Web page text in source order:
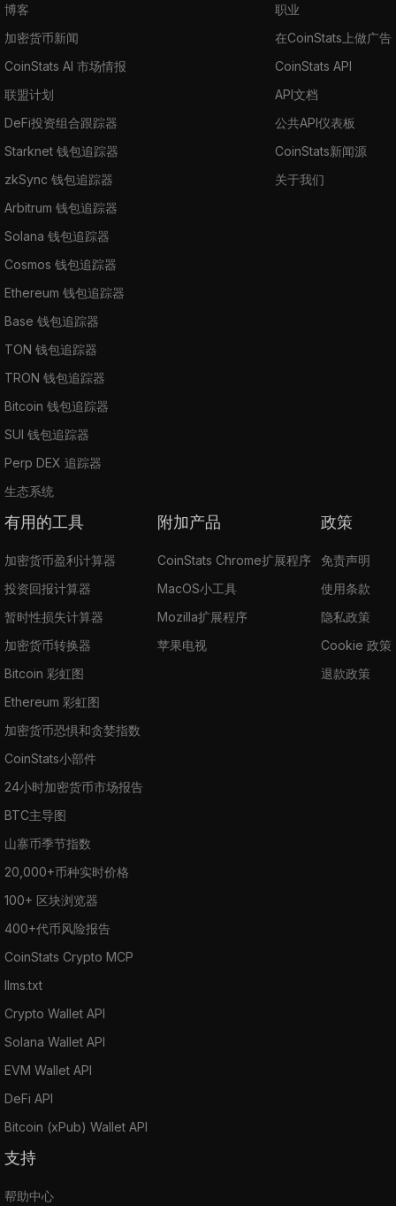
博客
加密货币新闻
CoinStats AI 市场情报
联盟计划
DeFi投资组合跟踪器
Starknet 钱包追踪器
zkSync 钱包追踪器
Arbitrum 钱包追踪器
Solana 钱包追踪器
Cosmos 钱包追踪器
Ethereum 钱包追踪器
Base 钱包追踪器
TON 钱包追踪器
TRON 钱包追踪器
Bitcoin 钱包追踪器
SUI 钱包追踪器
Perp DEX 追踪器
生态系统
职业
在CoinStats上做广告
CoinStats API
API文档
公共API仪表板
CoinStats新闻源
关于我们
有用的工具
加密货币盈利计算器
投资回报计算器
暂时性损失计算器
加密货币转换器
Bitcoin 彩虹图
Ethereum 彩虹图
加密货币恐惧和贪婪指数
CoinStats小部件
24小时加密货币市场报告
BTC主导图
山寨币季节指数
20,000+币种实时价格
100+ 区块浏览器
400+代币风险报告
CoinStats Crypto MCP
llms.txt
Crypto Wallet API
Solana Wallet API
EVM Wallet API
DeFi API
Bitcoin (xPub) Wallet API
附加产品
CoinStats Chrome扩展程序
MacOS小工具
Mozilla扩展程序
苹果电视
政策
免责声明
使用条款
隐私政策
Cookie 政策
退款政策
支持
帮助中心